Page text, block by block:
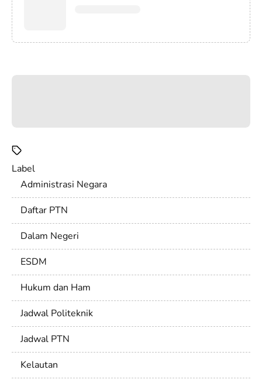
Label
Administrasi Negara
Daftar PTN
Dalam Negeri
ESDM
Hukum dan Ham
Jadwal Politeknik
Jadwal PTN
Kelautan